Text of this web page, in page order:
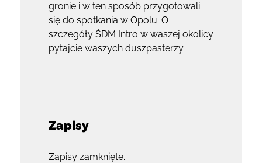
gronie i w ten sposób przygotowali
się do spotkania w Opolu. O
szczegóły ŚDM Intro w waszej okolicy
pytajcie waszych duszpasterzy.
Zapisy
Zapisy zamknięte.